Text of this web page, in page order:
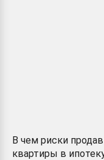
В чем риски
квартиры в